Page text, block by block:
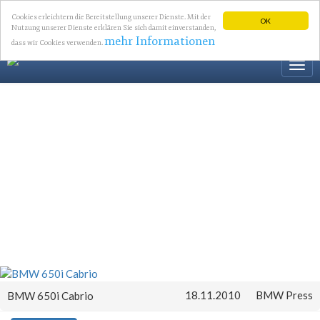
OK
Cookies erleichtern die Bereitstellung unserer Dienste. Mit der
Nutzung unserer Dienste erklären Sie sich damit einverstanden,
dass wir Cookies verwenden.mehr Informationen
BMW 650i Cabrio 18.11.2010 BMW Press